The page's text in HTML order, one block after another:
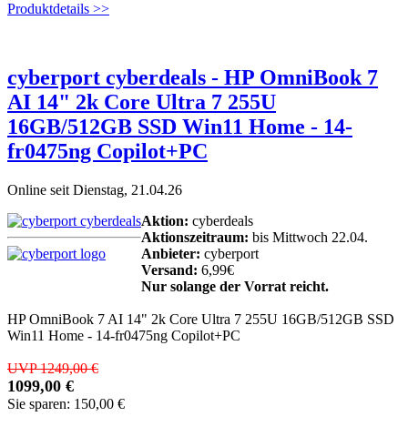
Produktdetails >>
cyberport cyberdeals - HP OmniBook 7
AI 14" 2k Core Ultra 7 255U
16GB/512GB SSD Win11 Home - 14-
fr0475ng Copilot+PC
Online seit Dienstag, 21.04.26
Aktion: cyberdeals
Aktionszeitraum: bis Mittwoch 22.04.
Anbieter: cyberport
Versand: 6,99€
Nur solange der Vorrat reicht.
HP OmniBook 7 AI 14" 2k Core Ultra 7 255U 16GB/512GB SSD
Win11 Home - 14-fr0475ng Copilot+PC
UVP 1249,00 €
1099,00 €
Sie sparen: 150,00 €